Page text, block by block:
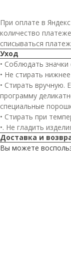
При оплате в
количество
списываться
Уход
• Соблюдать значки
• Не стирать
• Стирать вручную.
программу
специальные
• Стирать при
•. Не гладить
Доставка и
Вы можете